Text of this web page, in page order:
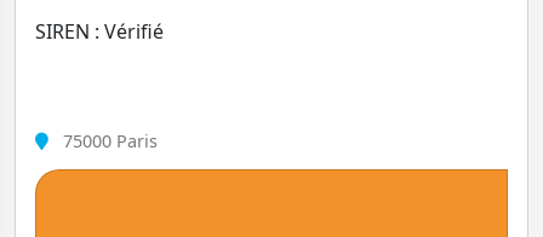
SIREN : Vérifié
75000 Paris